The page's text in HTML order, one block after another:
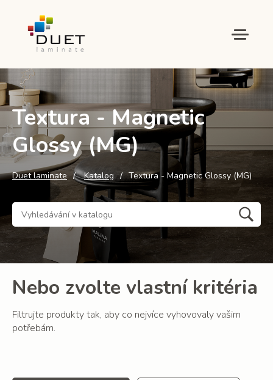
Textura - Magnetic
Glossy (MG)
Duet laminate Katalog Textura - Magnetic Glossy (MG)
Nebo zvolte vlastní kritéria
Filtrujte produkty tak, aby co nejvíce vyhovovaly vašim
potřebám.